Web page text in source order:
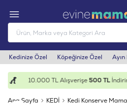
Kedinize Özel Köpeğinize Özel Ayın
10.000 TL Alışverişe500 TL
Ana Sayfa KEDİ Kedi Konserve